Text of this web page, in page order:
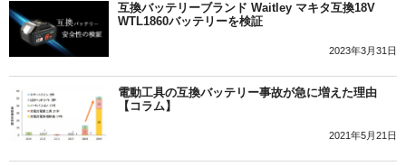
互換バッテリーブランド Waitley マキタ互換18V
WTL1860バッテリーを検証
2023年3月31日
電動工具の互換バッテリー事故が急に増えた理由
【コラム】
2021年5月21日